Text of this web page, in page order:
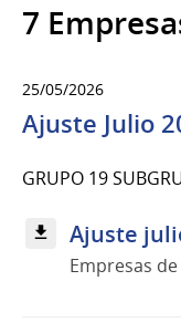
7
25/05/2026
Ajuste Julio
GRUPO 19
Ajuste
Empresas